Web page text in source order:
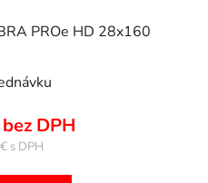
PROe HD 28x160
DPH